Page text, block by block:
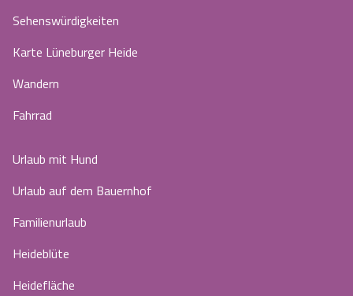
Sehenswürdigkeiten
Karte Lüneburger Heide
Wandern
Fahrrad
Urlaub mit Hund
Urlaub auf dem Bauernhof
Familienurlaub
Heideblüte
Heidefläche